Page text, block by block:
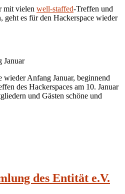
mit vielen well-staffed-Treffen und
geht es für den Hackerspace wieder
Januar
Anfang Januar, beginnend
des Hackerspaces am 10. Januar
und Gästen schöne und
des Entität e.V.